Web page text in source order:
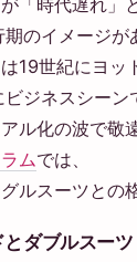
「時代遅れ」
のイメージ
19世紀にヨ
ジネスシー
ル化の波で敬
ムでは、
ルスーツとの
ダブルスーツ